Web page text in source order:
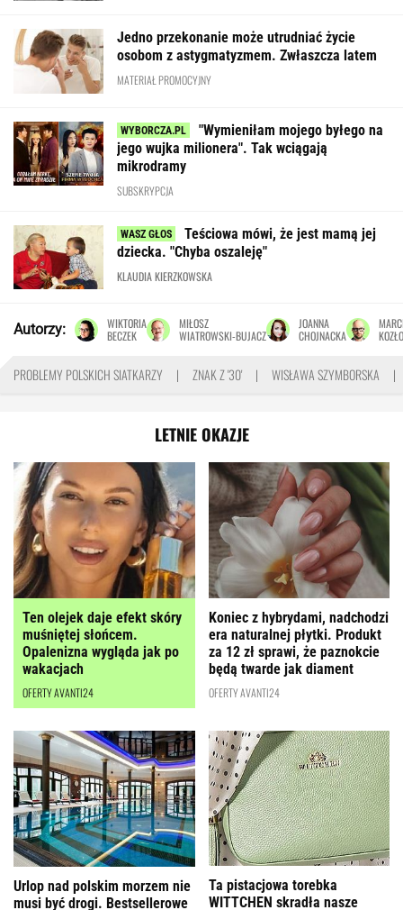
Jedno przekonanie może utrudniać życie
osobom z astygmatyzmem. Zwłaszcza latem
MATERIAŁ PROMOCYJNY
"Wymieniłam mojego byłego na
jego wujka milionera". Tak wciągają
mikrodramy
SUBSKRYPCJA
Teściowa mówi, że jest mamą jej
dziecka. "Chyba oszaleję"
KLAUDIA KIERZKOWSKA
Autorzy:
WIKTORIA
BECZEK
MIŁOSZ
WIATROWSKI-BUJACZ
JOANNA
CHOJNACKA
PROBLEMY POLSKICH SIATKARZY ZNAK Z '30' WISŁAWA SZYMBORSKA
LETNIE OKAZJE
Ten olejek daje efekt skóry
muśniętej słońcem.
Opalenizna wygląda jak po
wakacjach
OFERTY AVANTI24
Koniec z hybrydami, nadchodzi
era naturalnej płytki. Produkt
za 12 zł sprawi, że paznokcie
będą twarde jak diament
OFERTY AVANTI24
Urlop nad polskim morzem nie
musi być drogi. Bestsellerowe
Ta pistacjowa torebka
WITTCHEN skradła nasze